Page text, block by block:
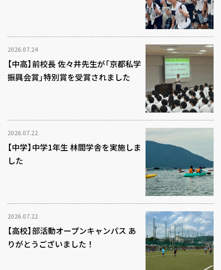
2026.07.24
【中高】前校長 佐々井先生が「京都私学
振興会賞」特別賞を受賞されました
2026.07.22
【中学】中学1年生 林間学舎を実施しま
した
2026.07.22
【高校】部活動オープンキャンパス あ
りがとうございました！